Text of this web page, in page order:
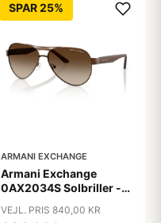
SPAR 25%
ARMANI EXCHANGE
Armani Exchange
0AX2034S Solbriller -
VEJL. PRIS 840,00 KR